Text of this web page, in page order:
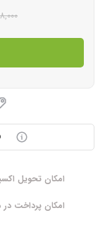
امکان تحویل
امکان پرداخت